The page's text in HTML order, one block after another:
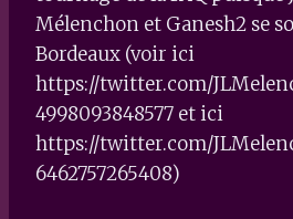
Mélenchon et Ganesh2 se
Bordeaux (voir ici
https://twitter.com/
4998093848577 et ici
https://twitter.com/
6462757265408)